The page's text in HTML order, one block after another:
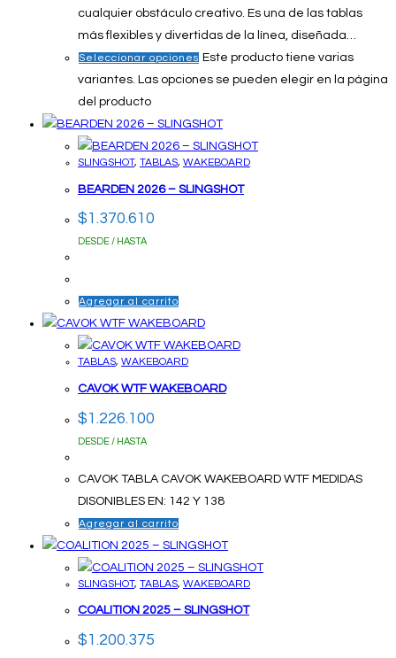
cualquier obstáculo creativo. Es una de las tablas
más flexibles y divertidas de la línea, diseñada…
Seleccionar opciones Este producto tiene varias
variantes. Las opciones se pueden elegir en la página
del producto
SLINGSHOT, TABLAS, WAKEBOARD
BEARDEN 2026 – SLINGSHOT
$1.370.610
DESDE / HASTA
Agregar al carrito
TABLAS, WAKEBOARD
CAVOK WTF WAKEBOARD
$1.226.100
DESDE / HASTA
CAVOK TABLA CAVOK WAKEBOARD WTF MEDIDAS
DISONIBLES EN: 142 Y 138
Agregar al carrito
SLINGSHOT, TABLAS, WAKEBOARD
COALITION 2025 – SLINGSHOT
$1.200.375